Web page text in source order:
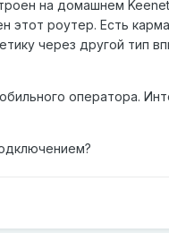
на домашнем
этот роутер. Есть
через другой тип
оператора.